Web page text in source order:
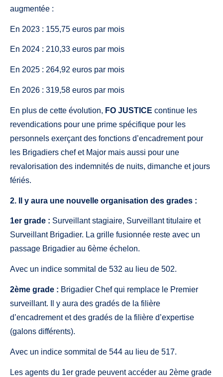
augmentée :
En 2023 : 155,75 euros par mois
En 2024 : 210,33 euros par mois
En 2025 : 264,92 euros par mois
En 2026 : 319,58 euros par mois
En plus de cette évolution, FO JUSTICE continue les
revendications pour une prime spécifique pour les
personnels exerçant des fonctions d’encadrement pour
les Brigadiers chef et Major mais aussi pour une
revalorisation des indemnités de nuits, dimanche et jours
fériés.
2. Il y aura une nouvelle organisation des grades :
1er grade : Surveillant stagiaire, Surveillant titulaire et
Surveillant Brigadier. La grille fusionnée reste avec un
passage Brigadier au 6ème échelon.
Avec un indice sommital de 532 au lieu de 502.
2ème grade : Brigadier Chef qui remplace le Premier
surveillant. Il y aura des gradés de la filière
d’encadrement et des gradés de la filière d’expertise
(galons différents).
Avec un indice sommital de 544 au lieu de 517.
Les agents du 1er grade peuvent accéder au 2ème grade